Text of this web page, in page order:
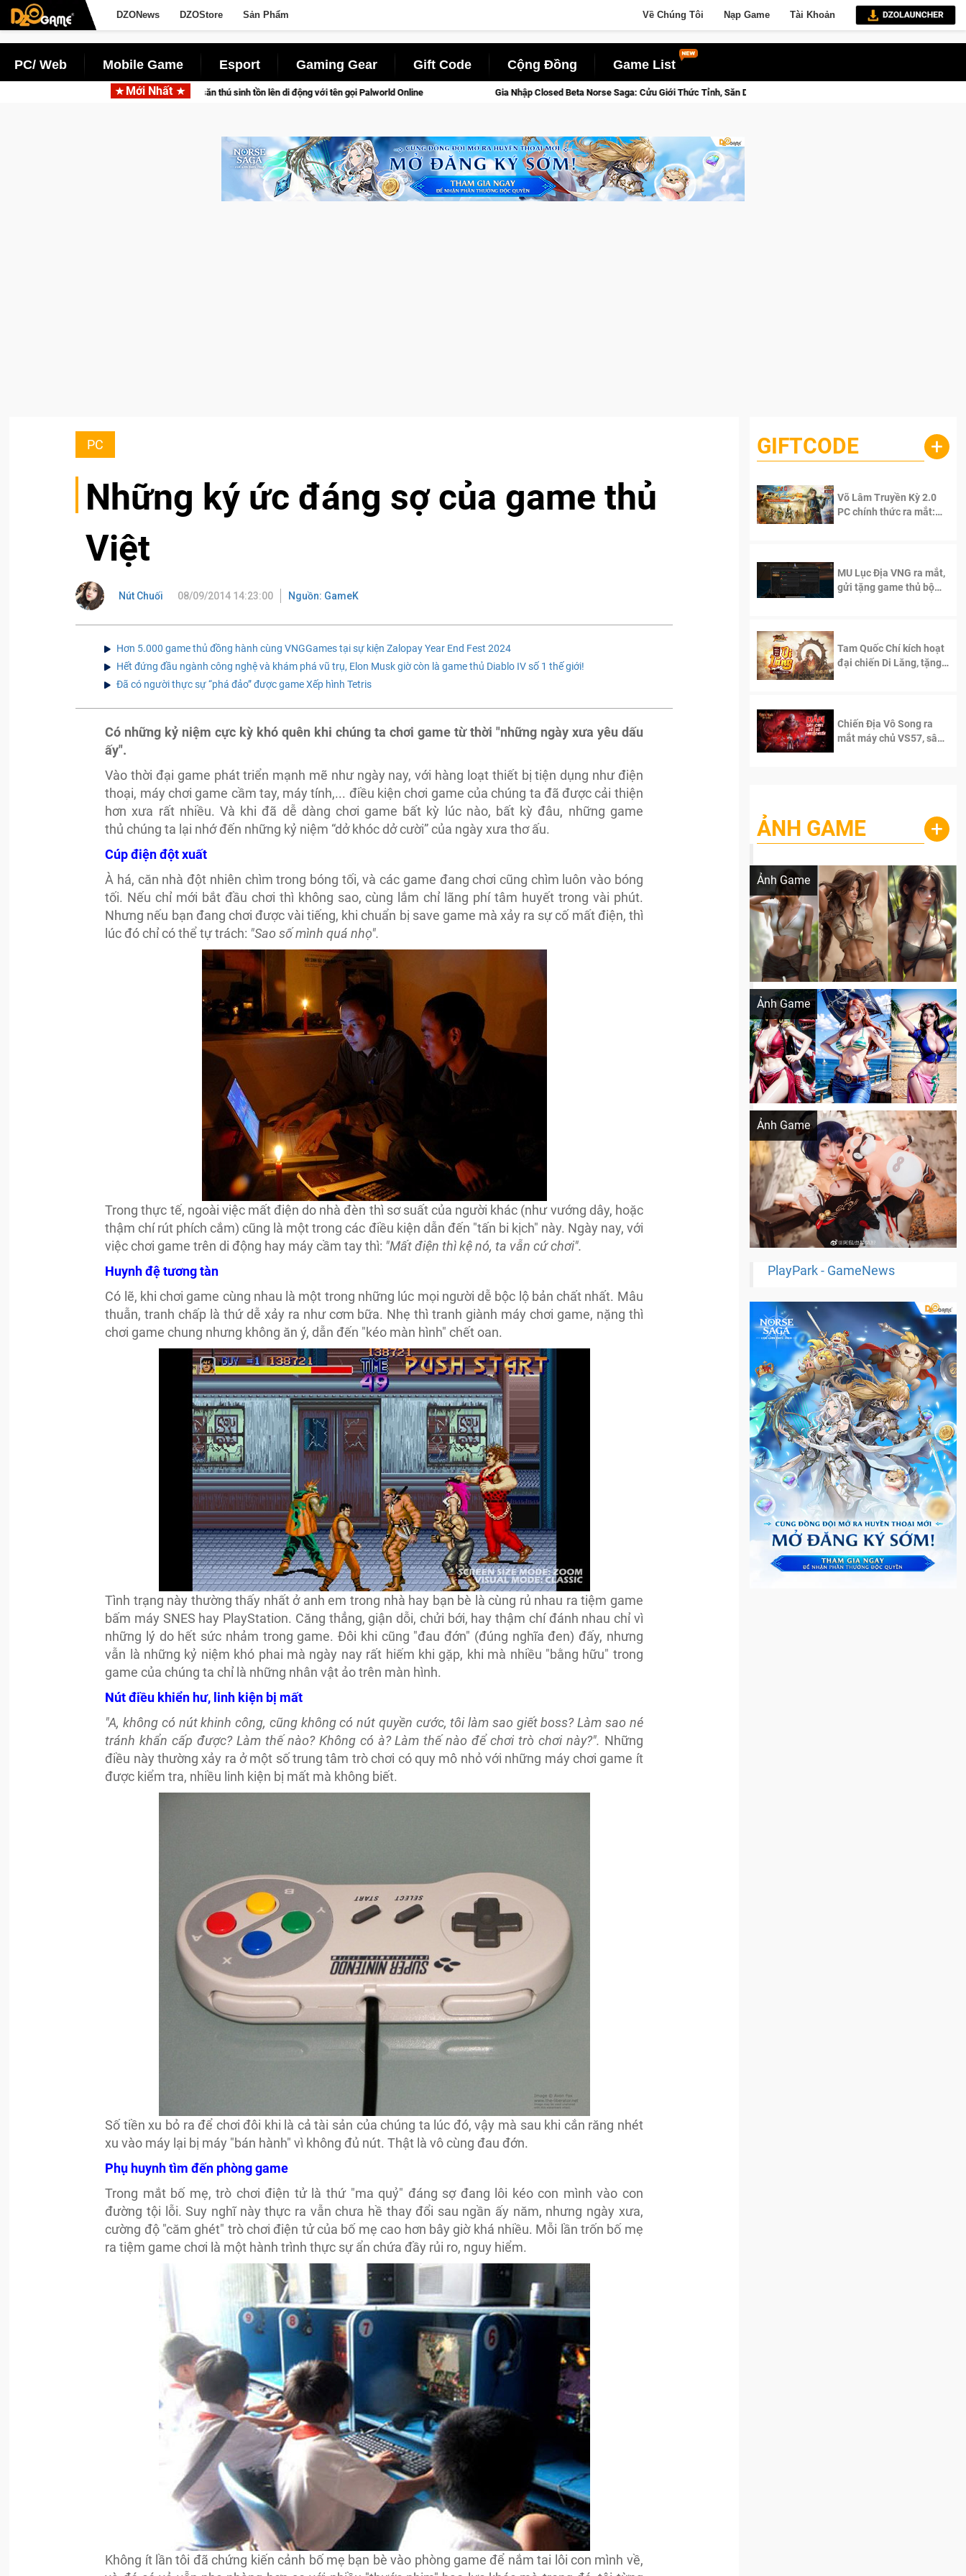
DZONews DZOStore Sản Phẩm Về Chúng Tôi Nạp Game Tài Khoản
PC/ Web Mobile Game Esport Gaming Gear Gift Code Cộng Đồng Game List
Mới Nhất
đưa bom tấn săn thú sinh tồn lên di động với tên gọi Palworld Online Gia Nhập Closed Beta Norse Saga: Cửu Giới Thức Tỉnh, Săn DJI Osmo Pocket 3 Ngay Hôm Nay
PC
Những ký ức đáng sợ của game thủ
Việt
Nút Chuối 08/09/2014 14:23:00 Nguồn: GameK
Hơn 5.000 game thủ đồng hành cùng VNGGames tại sự kiện Zalopay Year End Fest 2024
Hết đứng đầu ngành công nghệ và khám phá vũ trụ, Elon Musk giờ còn là game thủ Diablo IV số 1 thế giới!
Đã có người thực sự “phá đảo” được game Xếp hình Tetris
Có những kỷ niệm cực kỳ khó quên khi chúng ta chơi game từ thời "những ngày xưa yêu dấu
ấy".
Vào thời đại game phát triển mạnh mẽ như ngày nay, với hàng loạt thiết bị tiện dụng như điện
thoại, máy chơi game cầm tay, máy tính,... điều kiện chơi game của chúng ta đã được cải thiện
hơn xưa rất nhiều. Và khi đã dễ dàng chơi game bất kỳ lúc nào, bất kỳ đâu, những game
thủ chúng ta lại nhớ đến những kỷ niệm “dở khóc dở cười” của ngày xưa thơ ấu.
Cúp điện đột xuất
À há, căn nhà đột nhiên chìm trong bóng tối, và các game đang chơi cũng chìm luôn vào bóng
tối. Nếu chỉ mới bắt đầu chơi thì không sao, cùng lắm chỉ lãng phí tâm huyết trong vài phút.
Nhưng nếu bạn đang chơi được vài tiếng, khi chuẩn bị save game mà xảy ra sự cố mất điện, thì
lúc đó chỉ có thể tự trách: "Sao số mình quá nhọ".
Trong thực tế, ngoài việc mất điện do nhà đèn thì sơ suất của người khác (như vướng dây, hoặc
thậm chí rút phích cắm) cũng là một trong các điều kiện dẫn đến "tấn bi kịch" này. Ngày nay, với
việc chơi game trên di động hay máy cầm tay thì: "Mất điện thì kệ nó, ta vẫn cứ chơi".
Huynh đệ tương tàn
Có lẽ, khi chơi game cùng nhau là một trong những lúc mọi người dễ bộc lộ bản chất nhất. Mâu
thuẫn, tranh chấp là thứ dễ xảy ra như cơm bữa. Nhẹ thì tranh giành máy chơi game, nặng thì
chơi game chung nhưng không ăn ý, dẫn đến "kéo màn hình" chết oan.
Tình trạng này thường thấy nhất ở anh em trong nhà hay bạn bè là cùng rủ nhau ra tiệm game
bấm máy SNES hay PlayStation. Căng thẳng, giận dỗi, chửi bới, hay thậm chí đánh nhau chỉ vì
những lý do hết sức nhảm trong game. Đôi khi cũng "đau đớn" (đúng nghĩa đen) đấy, nhưng
vẫn là những kỷ niệm khó phai mà ngày nay rất hiếm khi gặp, khi mà nhiều "bằng hữu" trong
game của chúng ta chỉ là những nhân vật ảo trên màn hình.
Nút điều khiển hư, linh kiện bị mất
"A, không có nút khinh công, cũng không có nút quyền cước, tôi làm sao giết boss? Làm sao né
tránh khẩn cấp được? Làm thế nào? Không có à? Làm thế nào để chơi trò chơi này?". Những
điều này thường xảy ra ở một số trung tâm trò chơi có quy mô nhỏ với những máy chơi game ít
được kiểm tra, nhiều linh kiện bị mất mà không biết.
Số tiền xu bỏ ra để chơi đôi khi là cả tài sản của chúng ta lúc đó, vậy mà sau khi cắn răng nhét
xu vào máy lại bị máy "bán hành" vì không đủ nút. Thật là vô cùng đau đớn.
Phụ huynh tìm đến phòng game
Trong mắt bố mẹ, trò chơi điện tử là thứ "ma quỷ" đáng sợ đang lôi kéo con mình vào con
đường tội lỗi. Suy nghĩ này thực ra vẫn chưa hề thay đổi sau ngần ấy năm, nhưng ngày xưa,
cường độ "căm ghét" trò chơi điện tử của bố mẹ cao hơn bây giờ khá nhiều. Mỗi lần trốn bố mẹ
ra tiệm game chơi là một hành trình thực sự ẩn chứa đầy rủi ro, nguy hiểm.
Không ít lần tôi đã chứng kiến cảnh bố mẹ bạn bè vào phòng game để nắm tai lôi con mình về,
GIFTCODE +
Võ Lâm Truyền Kỳ 2.0
PC chính thức ra mắt:
MU Lục Địa VNG ra mắt,
gửi tặng game thủ bộ
Tam Quốc Chí kích hoạt
đại chiến Di Lăng, tặng
Chiến Địa Vô Song ra
mắt máy chủ VS57, sân
ẢNH GAME +
Ảnh Game
Lala Croft vừa nóng vừa xinh dưới nét vẽ
Ảnh Game
Khi AI Cosplay gái đẹp One Piece
Ảnh Game
Cosplay Xiangling siêu cute
PlayPark - GameNews